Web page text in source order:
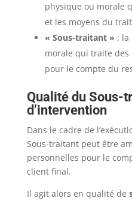
physique ou morale
et les moyens du
« Sous-traitant » : la
morale qui traite des
pour le compte du
Qualité du Sous-
d’intervention
Dans le cadre de
Sous-traitant peut être
personnelles pour le
client final.
Il agit alors en qualité de